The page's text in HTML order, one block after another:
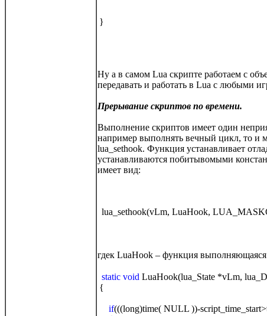
}
Ну а в самом Lua скрипте работаем с
передавать и работать в Lua с любыми
Прерывание скриптов по времени.
Выполнение скриптов имеет один
например выполнять вечный цикл, то и
lua_sethook. Функция устанавливает
устанавливаются побитывомыми
имеет вид:
lua_sethook(vLm, LuaHook,
гдек LuaHook – функция
static void LuaHook(lua_State *vLm,
{
if(((long)time( NULL ))-